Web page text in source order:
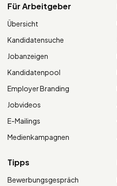
Für Arbeitgeber
Übersicht
Kandidatensuche
Jobanzeigen
Kandidatenpool
Employer Branding
Jobvideos
E-Mailings
Medienkampagnen
Tipps
Bewerbungsgespräch